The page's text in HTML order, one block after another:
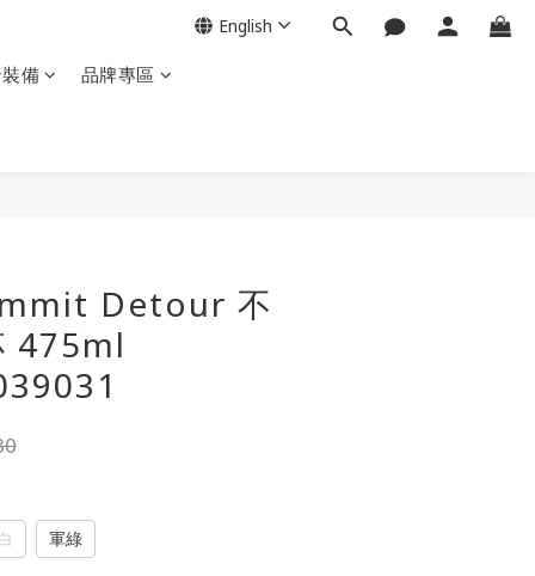
備 品牌專區
English
Detour 不
475ml
軍綠